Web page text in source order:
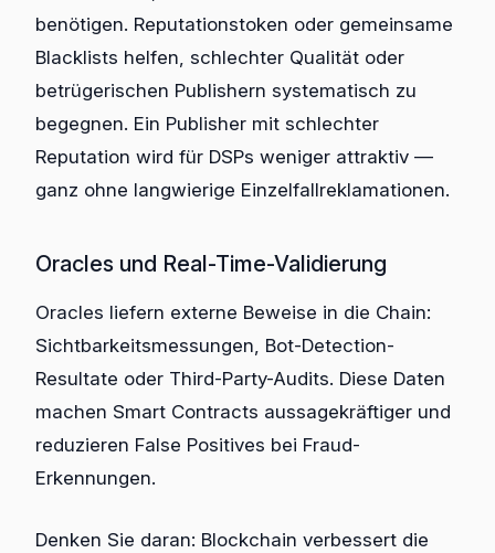
benötigen. Reputationstoken oder gemeinsame
Blacklists helfen, schlechter Qualität oder
betrügerischen Publishern systematisch zu
begegnen. Ein Publisher mit schlechter
Reputation wird für DSPs weniger attraktiv —
ganz ohne langwierige Einzelfallreklamationen.
Oracles und Real-Time-Validierung
Oracles liefern externe Beweise in die Chain:
Sichtbarkeitsmessungen, Bot-Detection-
Resultate oder Third-Party-Audits. Diese Daten
machen Smart Contracts aussagekräftiger und
reduzieren False Positives bei Fraud-
Erkennungen.
Denken Sie daran: Blockchain verbessert die